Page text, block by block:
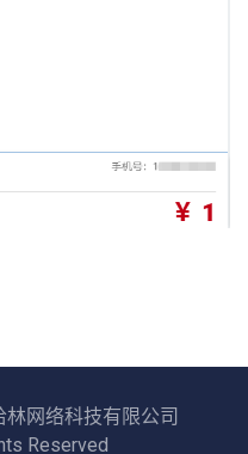
网络科技有限公司
Reserved